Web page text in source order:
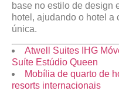
base no estilo de design
hotel, ajudando o hotel a
única.
Atwell Suites IHG
Suíte Estúdio Queen
Mobília de quarto de
resorts internacionais